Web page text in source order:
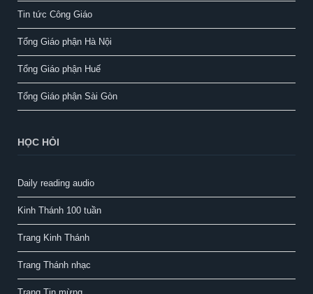
Tin tức Công Giáo
Tổng Giáo phận Hà Nội
Tổng Giáo phận Huế
Tổng Giáo phận Sài Gòn
HỌC HỎI
Daily reading audio
Kinh Thánh 100 tuần
Trang Kinh Thánh
Trang Thánh nhạc